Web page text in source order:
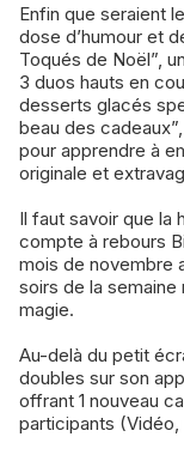
Enfin que seraient
dose d’humour et
Toqués de Noël”,
3 duos hauts en
desserts glacés
beau des
pour apprendre à
originale et
Il faut savoir que la
compte à rebours
mois de novembre
soirs de la
magie.
Au-delà du petit
doubles sur son
offrant 1 nouveau
participants